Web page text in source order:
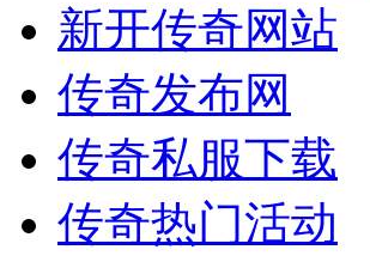
新开传奇网站
传奇发布网
传奇私服下载
传奇热门活动